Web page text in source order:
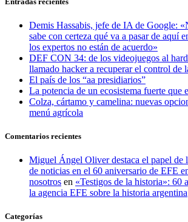
Demis Hassabis, jefe de IA de Google:
sabe con certeza qué va a pasar de aquí
los expertos no están de acuerdo»
DEF CON 34: de los videojuegos al
llamado hacker a recuperar el control de
El país de los “aa presidiarios”
La potencia de un ecosistema fuerte que
Colza, cártamo y camelina: nuevas
menú agrícola
Comentarios recientes
Miguel Ángel Oliver destaca el papel de
de noticias en el 60 aniversario de EFE
nosotros en «Testigos de la historia»: 60
la agencia EFE sobre la historia argentina
Categorías